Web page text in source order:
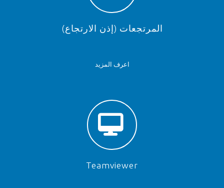
المرتجعات (إذن الارتجاع)
اعرف المزيد
Teamviewer